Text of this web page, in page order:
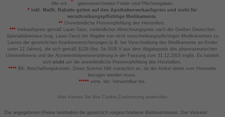
Alle mit
gekennzeichneten Felder sind Pflichtangaben.
*inkl. MwSt. Rabatte gelten auf den Apothekenverkaufspreis und nicht für
verschreibungspflichtige Medikamente.
** Unverbindliche Preisempfehlung des Herstellers.
*** Verkaufspreis gemäß Lauer-Taxe; verbindlicher Abrechnungspreis nach der Großen Deutschen
Spezialitätentaxe (sog. Lauer-Taxe) bei Abgabe von nicht verschreibungspflichtigen Medikamenten zu
Lasten der gesetzlichen Krankenversicherungen (z.B. bei Verschreibung des Medikaments an Kinder
unter 12 Jahren), die sich gemäß §129 Abs. 5a SGB V aus dem Abgabepreis des pharmazeutischen
Unternehmens und der Arzneimittelpreisverordnung in der Fassung zum 31.12.2003 ergibt. Es handelt
sich nicht um die unverbindliche Preisempfehlung des Herstellers.
****BK: Beschaffungskosten. Diese Summe fällt zusätzlich an, da der Artikel direkt vom Hersteller
bezogen werden muss.
*****verw. bis: Verwendbar bis.
Hier können Sie Ihre Cookie-Zustimmung widerrufen
Die angegebenen Preise beinhalten die gesetzlich vorgeschriebene Mehrwertsteuer. Der Versand